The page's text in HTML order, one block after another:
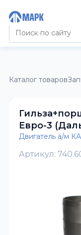
Каталог товаров
Евро-3
Двигатель а/м
Артикул: